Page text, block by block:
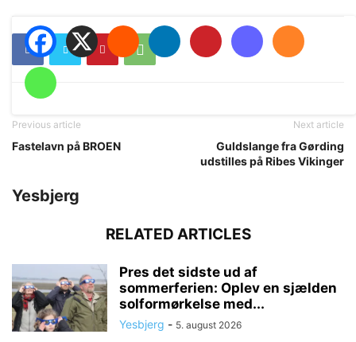
Previous article
Fastelavn på BROEN
Next article
Guldslange fra Gørding
udstilles på Ribes Vikinger
Yesbjerg
RELATED ARTICLES
Pres det sidste ud af
sommerferien: Oplev en sjælden
solformørkelse med...
Yesbjerg - 5. august 2026